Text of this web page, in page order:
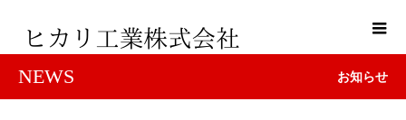
NEWS お知らせ